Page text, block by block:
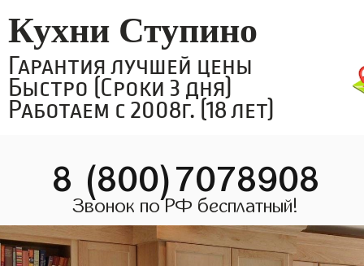
Кухни Ступино
Гарантия лучшей цены
Быстро (Сроки 3 дня)
Работаем с 2008г. (18 лет)
8 (800)7078908
Звонок по РФ бесплатный!